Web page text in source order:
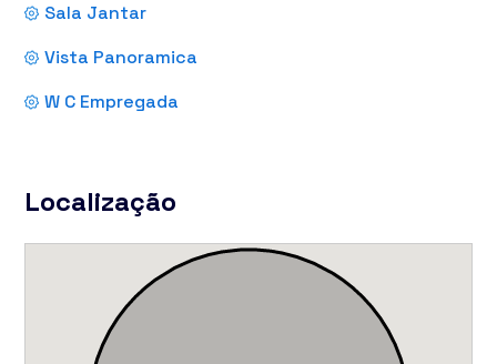
Sala Jantar
Vista Panoramica
W C Empregada
Localização